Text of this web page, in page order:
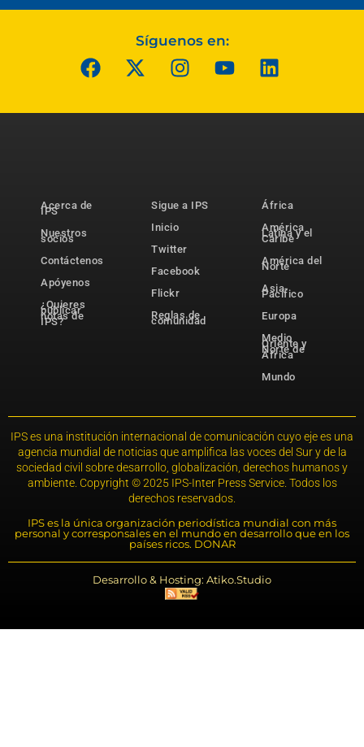
Síguenos en:
Acerca de
IPS
Nuestros
socios
Contáctenos
Apóyenos
¿Quieres
publicar
notas de
IPS?
Sigue a IPS
Inicio
Twitter
Facebook
Flickr
Reglas de
comunidad
África
América
Latina y el
Caribe
América del
Norte
Asia-
Pacífico
Europa
Medio
Oriente y
Norte de
África
Mundo
IPS es una institución internacional de comunicación cuyo eje es una
agencia mundial de noticias que amplifica las voces del Sur y de la
sociedad civil sobre desarrollo, globalización, derechos humanos y
ambiente. Copyright © 2025 IPS-Inter Press Service. Todos los
derechos reservados.
IPS es la única organización periodística mundial con más
personal y corresponsales en el mundo en desarrollo que en los
países ricos. DONAR
Desarrollo & Hosting: Atiko.Studio